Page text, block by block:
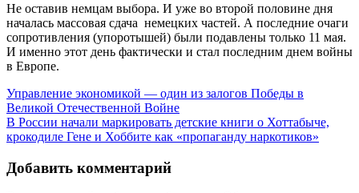
Не оставив немцам выбора. И уже во второй половине дня
началась массовая сдача немецких частей. А последние очаги
сопротивления (упоротышей) были подавлены только 11 мая.
И именно этот день фактически и стал последним днем войны
в Европе.
Управление экономикой — один из залогов Победы в
Великой Отечественной Войне
В России начали маркировать детские книги о Хоттабыче,
крокодиле Гене и Хоббите как «пропаганду наркотиков»
Добавить комментарий